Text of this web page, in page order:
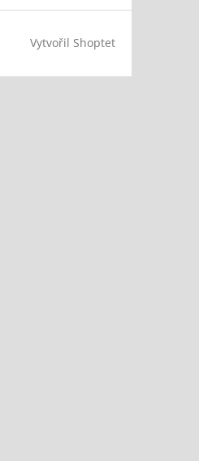
Vytvořil Shoptet